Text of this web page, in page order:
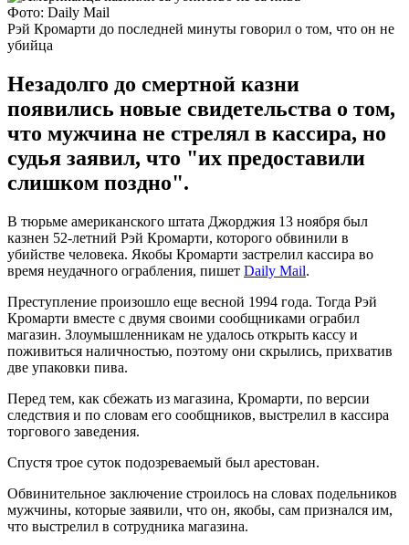
Фото: Daily Mail
Рэй Кромарти до последней минуты говорил о том, что он не
убийца
Незадолго до смертной казни
появились новые свидетельства о том,
что мужчина не стрелял в кассира, но
судья заявил, что "их предоставили
слишком поздно".
В тюрьме американского штата Джорджия 13 ноября был
казнен 52-летний Рэй Кромарти, которого обвинили в
убийстве человека. Якобы Кромарти застрелил кассира во
время неудачного ограбления, пишет Daily Mail.
Преступление произошло еще весной 1994 года. Тогда Рэй
Кромарти вместе с двумя своими сообщниками ограбил
магазин. Злоумышленникам не удалось открыть кассу и
поживиться наличностью, поэтому они скрылись, прихватив
две упаковки пива.
Перед тем, как сбежать из магазина, Кромарти, по версии
следствия и по словам его сообщников, выстрелил в кассира
торгового заведения.
Спустя трое суток подозреваемый был арестован.
Обвинительное заключение строилось на словах подельников
мужчины, которые заявили, что он, якобы, сам признался им,
что выстрелил в сотрудника магазина.